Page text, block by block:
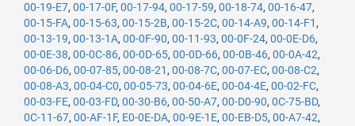
00-19-E7, 00-17-0F, 00-17-94, 00-17-59, 00-18-74, 00-16-47,
00-15-FA, 00-15-63, 00-15-2B, 00-15-2C, 00-14-A9, 00-14-F1 ,
00-13-19, 00-13-1A, 00-0F-90, 00-11-93, 00-0F-24, 00-0E-D6,
00-0E-38, 00-0C-86, 00-0D-65, 00-0D-66, 00-0B-46, 00-0A-42,
00-06-D6, 00-07-85, 00-08-21 , 00-08-7C, 00-07-EC, 00-08-C2,
00-08-A3, 00-04-C0, 00-05-73, 00-04-6E, 00-04-4E, 00-02-FC,
00-03-FE, 00-03-FD, 00-30-B6, 00-50-A7, 00-D0-90, 0C-75-BD,
0C-11-67, 00-AF-1F, E0-0E-DA, 00-9E-1E, 00-EB-D5, 00-A7-42,